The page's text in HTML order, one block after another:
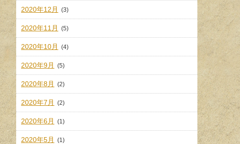
2020年12月 (3)
2020年11月 (5)
2020年10月 (4)
2020年9月 (5)
2020年8月 (2)
2020年7月 (2)
2020年6月 (1)
2020年5月 (1)